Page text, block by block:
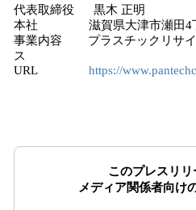
代表取締役 黒木 正明
本社 滋賀県大津市瀬田4丁
事業内容 プラスチックリサイ
ス
URL https://
このプレスリリ
メディア関係者向け